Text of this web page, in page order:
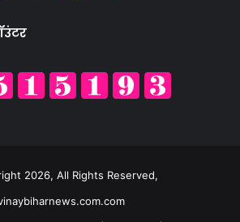
2026, All Rights Reserved,